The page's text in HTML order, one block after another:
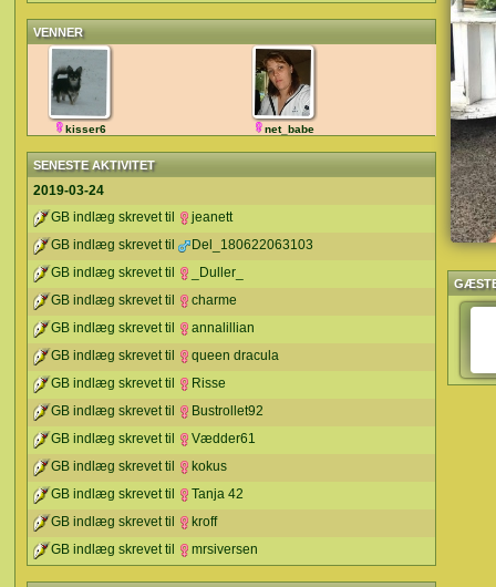
VENNER
kisser6 net_babe
SENESTE AKTIVITET
2019-03-24
GB indlæg skrevet til
jeanett
GB indlæg skrevet til
Del_180622063103
GB indlæg skrevet til
_Duller_
GB indlæg skrevet til
charme
GB indlæg skrevet til
annalillian
GB indlæg skrevet til
queen dracula
GB indlæg skrevet til
Risse
GB indlæg skrevet til
Bustrollet92
GB indlæg skrevet til
Vædder61
GB indlæg skrevet til
kokus
GB indlæg skrevet til
Tanja 42
GB indlæg skrevet til
kroff
GB indlæg skrevet til
mrsiversen